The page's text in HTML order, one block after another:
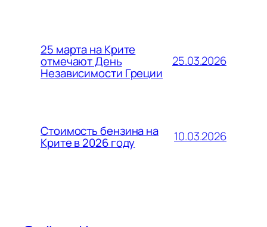
25 марта на Крите
отмечают День
Независимости Греции
25.03.2026
Стоимость бензина на
Крите в 2026 году 10.03.2026